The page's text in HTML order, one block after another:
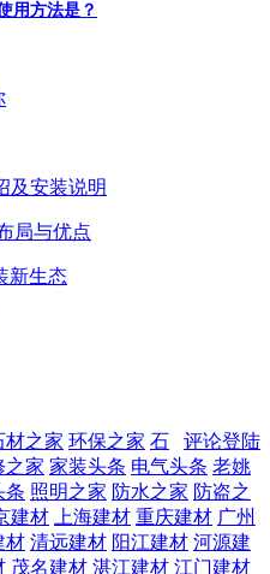
用方法是？
及安装说明
局与优点
新生态
评论登陆
材之家 环保之家 石
之家 家装头条 电气头条 老姚
条 照明之家 防水之家 防盗之
建材 上海建材 重庆建材 广州
材 清远建材 阳江建材 河源建
茂名建材 湛江建材 江门建材